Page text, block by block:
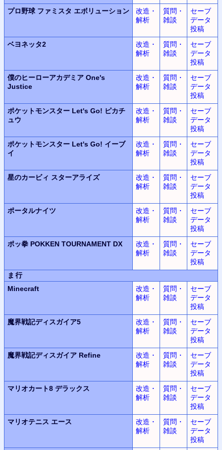
プロ野球 ファミスタ エボリューション
改造・
解析
質問・
雑談
セーブ
データ
投稿
ベヨネッタ2
改造・
解析
質問・
雑談
セーブ
データ
投稿
僕のヒーローアカデミア One's
Justice
改造・
解析
質問・
雑談
セーブ
データ
投稿
ポケットモンスター Let's Go! ピカチ
ュウ
改造・
解析
質問・
雑談
セーブ
データ
投稿
ポケットモンスター Let's Go! イーブ
イ
改造・
解析
質問・
雑談
セーブ
データ
投稿
星のカービィ スターアライズ
改造・
解析
質問・
雑談
セーブ
データ
投稿
ポータルナイツ
改造・
解析
質問・
雑談
セーブ
データ
投稿
ポッ拳 POKKEN TOURNAMENT DX
改造・
解析
質問・
雑談
セーブ
データ
投稿
ま行
Minecraft
改造・
解析
質問・
雑談
セーブ
データ
投稿
魔界戦記ディスガイア5
改造・
解析
質問・
雑談
セーブ
データ
投稿
魔界戦記ディスガイア Refine
改造・
解析
質問・
雑談
セーブ
データ
投稿
マリオカート8 デラックス
改造・
解析
質問・
雑談
セーブ
データ
投稿
マリオテニス エース
改造・
解析
質問・
雑談
セーブ
データ
投稿